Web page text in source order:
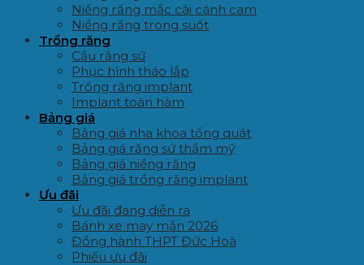
Niềng răng mắc cài cánh cam
Niềng răng trong suốt
Trồng răng
Cầu răng sứ
Phục hình tháo lắp
Trồng răng implant
Implant toàn hàm
Bảng giá
Bảng giá nha khoa tổng quát
Bảng giá răng sứ thẩm mỹ
Bảng giá niềng răng
Bảng giá trồng răng implant
Ưu đãi
Ưu đãi đang diễn ra
Bánh xe may mắn 2026
Đồng hành THPT Đức Hoà
Phiếu ưu đãi